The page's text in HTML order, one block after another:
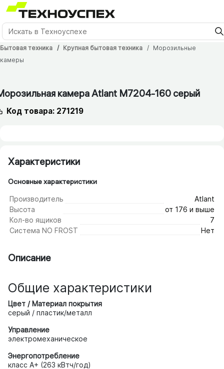
Бытовая техника Крупная бытовая техника
Морозильные
камеры
камера Atlant М7204-160 серый
Код товара: 271219
Характеристики
Основные характеристики
Производитель
Atlant
Высота
от 176 и выше
Кол-во ящиков
7
Система NO FROST
Нет
Описание
Общие характеристики
Цвет / Материал покрытия
серый / пластик/металл
Управление
электромеханическое
Энергопотребление
класс A+ (263 кВтч/год)